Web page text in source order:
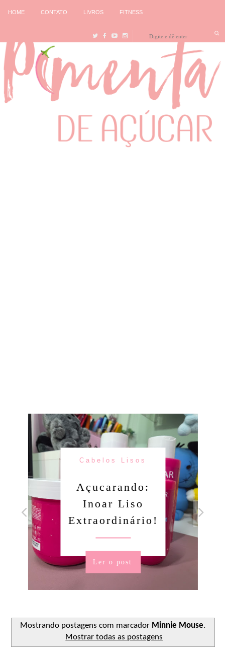
HOME CONTATO LIVROS FITNESS
Cabelos Lisos
Açucarando:
Inoar Liso
Extraordinário!
Ler o post
Mostrando postagens com marcador Minnie Mouse.
Mostrar todas as postagens